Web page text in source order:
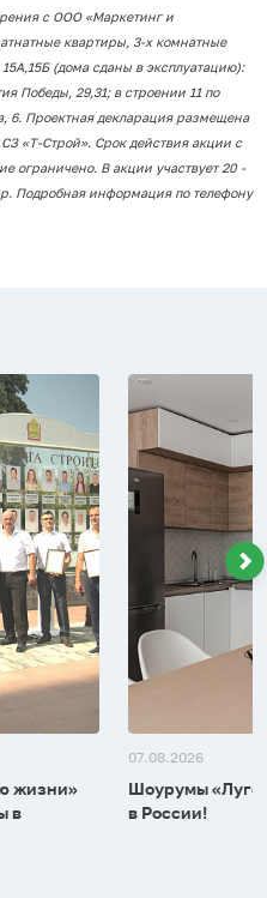
с ООО «Маркетинг и
квартиры, 3-х комнатные
(дома сданы в эксплуатацию):
Победы, 29,31; в строении 11 по
6. Проектная декларация размещена
«Т-Строй». Срок действия акции с
ограничено. В акции участвует 20 -
Подробная информация по телефону
жизни»
в
07.08.2026
Шоурумы
в России!